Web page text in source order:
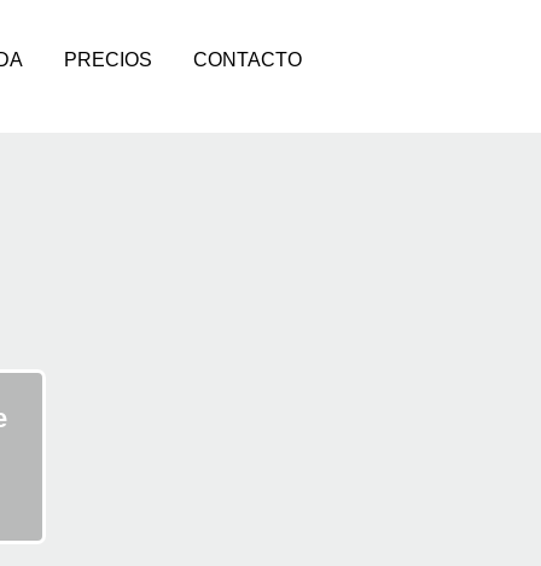
PRECIOS CONTACTO